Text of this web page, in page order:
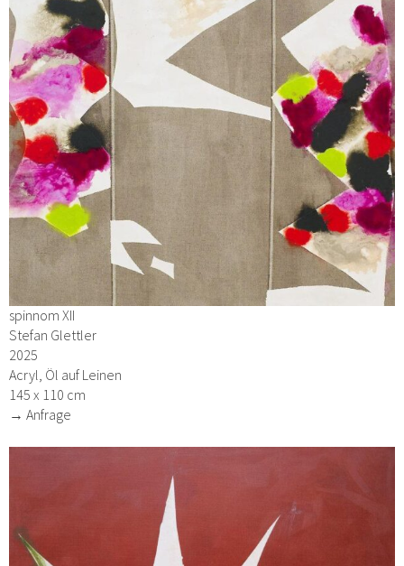
spinnom XII
Stefan Glettler
2025
Acryl, Öl auf Leinen
145 x 110 cm
→ Anfrage